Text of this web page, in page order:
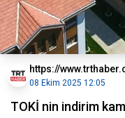
https://
08 Ekim 2025 12:05
TOKİ nin indirim